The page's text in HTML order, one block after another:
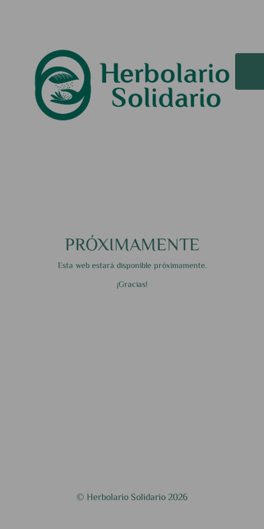
PRÓXIMAMENTE
Esta web estará disponible próximamente.
¡Gracias!
© Herbolario Solidario 2026